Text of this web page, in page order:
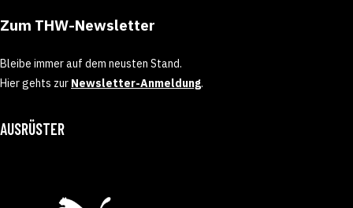
Zum THW-Newsletter
Bleibe immer auf dem neusten Stand.
Hier gehts zur Newsletter-Anmeldung.
AUSRÜSTER